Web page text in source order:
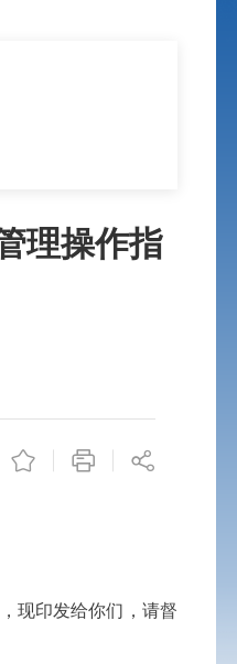
理操作指
，现印发给你们，请督